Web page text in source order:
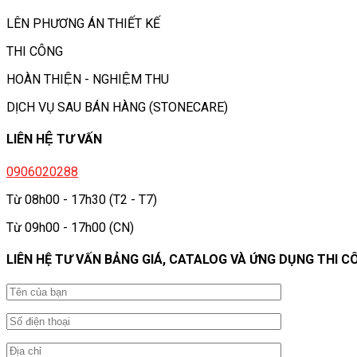
LÊN PHƯƠNG ÁN THIẾT KẾ
THI CÔNG
HOÀN THIỆN - NGHIỆM THU
DỊCH VỤ SAU BÁN HÀNG (STONECARE)
LIÊN HỆ TƯ VẤN
0906020288
Từ 08h00 - 17h30 (T2 - T7)
Từ 09h00 - 17h00 (CN)
LIÊN HỆ TƯ VẤN BẢNG GIÁ, CATALOG VÀ ỨNG DỤNG THI